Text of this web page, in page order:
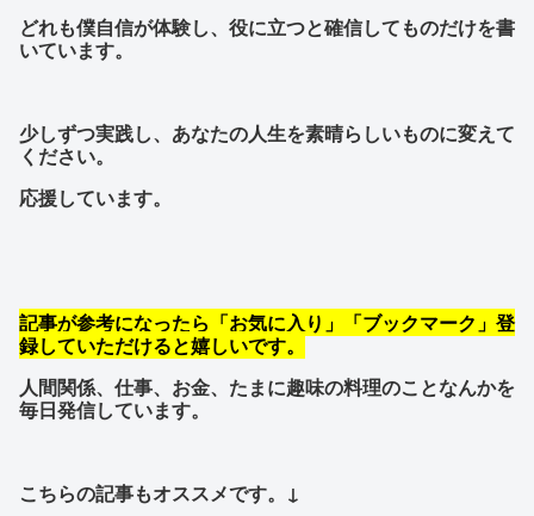
どれも僕自信が体験し、役に立つと確信してものだけを書
いています。
少しずつ実践し、あなたの人生を素晴らしいものに変えて
ください。
応援しています。
記事が参考になったら「お気に入り」「ブックマーク」登
録していただけると嬉しいです。
人間関係、仕事、お金、たまに趣味の料理のことなんかを
毎日発信しています。
こちらの記事もオススメです。 ↓